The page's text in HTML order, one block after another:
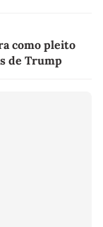
como pleito
de Trump